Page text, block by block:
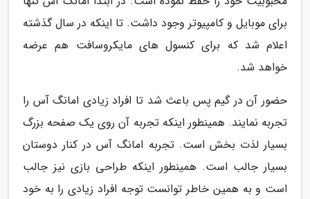
برای موبایل و کامپیوتر وجود داشت. تا اینکه در سال گذشته
اعلام شد که برای کنسول های مایکروسافت هم عرضه
خواهد شد.
حضور آن در گیم پس باعث شد تا افراد زیادی امانگ آس را
تجربه نمایند. همینطور اینکه تجربه آن روی یک صفحه بزرگ
بسیار لذت بخش است. تجربه امانگ آس در کنار دوستان
بسیار جالب است. همینطور اینکه طراحی بازی نیز جالب
است و به همین خاطر توانست توجه افراد زیادی را به خود